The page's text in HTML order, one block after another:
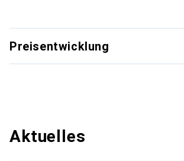
Preisentwicklung
Aktuelles